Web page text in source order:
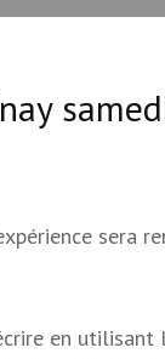
sera
en utilisant